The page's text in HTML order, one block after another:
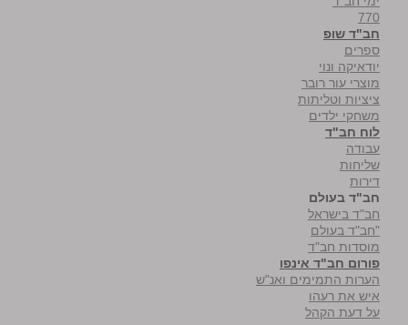
770
חב"ד שופ
ספרים
יודאיקה ונוי
מוצרי עור רובר
ציציות וטליתות
משחקי ילדים
לוח חב"ד
עבודה
שליחות
דירות
חב"ד בעולם
חב"ד בישראל
"חב"ד בעולם
מוסדות חב"ד
פורום חב"ד אינפו
הערות התמימים ואנ"ש
איש את רעהו
על דעת הקהל